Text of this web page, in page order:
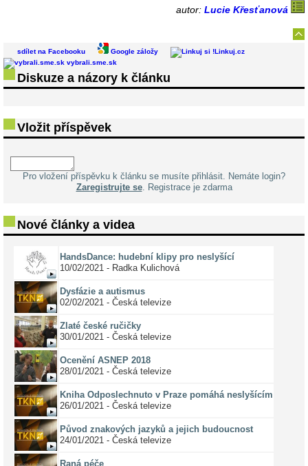
autor: Lucie Křesťanová
sdílet na Facebooku Google záložy
Linkuj.cz
vybrali.sme.sk
Diskuze a názory k článku
Vložit příspěvek
Pro vložení příspěvku k článku se musíte přihlásit. Nemáte login?
Zaregistrujte se. Registrace je zdarma
Nové články a videa
HandsDance: hudební klipy pro neslyšící
10/02/2021 - Radka Kulichová
Dysfázie a autismus
02/02/2021 - Česká televize
Zlaté české ručičky
30/01/2021 - Česká televize
Ocenění ASNEP 2018
28/01/2021 - Česká televize
Kniha Odposlechnuto v Praze pomáhá neslyšícím
26/01/2021 - Česká televize
Původ znakových jazyků a jejich budoucnost
24/01/2021 - Česká televize
Raná péče